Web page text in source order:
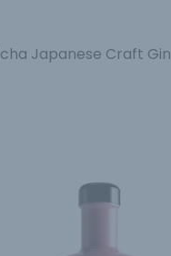
Japanese Craft Gin